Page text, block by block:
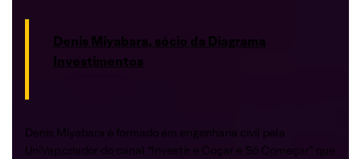
Denis Miyabara, sócio da Diagrama
Investimentos
Denis Miyabara é formado em engenharia civil pela
UniVap,criador do canal “Investir e Coçar e Só Começar” que